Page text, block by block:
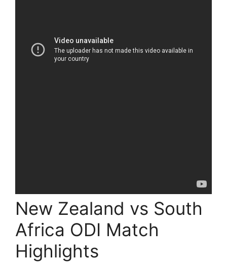
New Zealand vs South
Africa ODI Match
Highlights